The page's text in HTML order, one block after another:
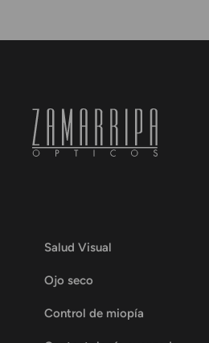
Salud Visual
Ojo seco
Control de miopía